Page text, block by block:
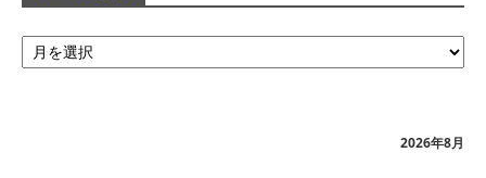
ア
ー
2026年8月